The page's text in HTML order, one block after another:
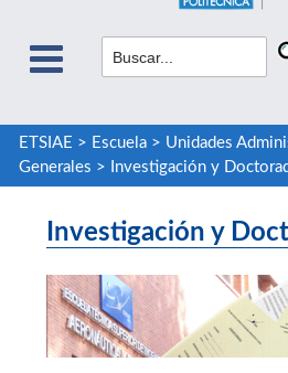
ETSIAE > Escuela> Unidades
Generales > Investigación y
Investigación y